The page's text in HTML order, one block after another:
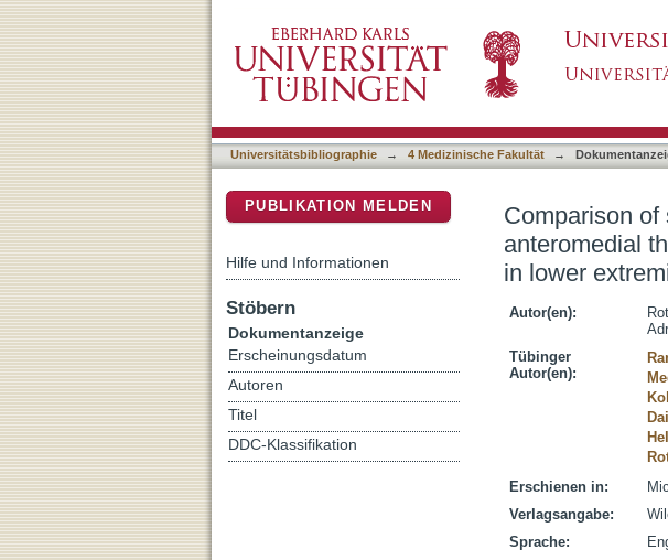
Comparison of spontaneous sensory
dorsi flap, and gracilis muscle flap in
study
Universitätsbibliographie → 4 Medizinische Fakultät →
Comparison of
anteromedial
in lower
Autor(en):
Tübinger
Autor(en):
Erschienen in:
Verlagsangabe:
Sprache:
PUBLIKATION MELDEN
Hilfe und Informationen
Stöbern
Dokumentanzeige
Erscheinungsdatum
Autoren
Titel
DDC-Klassifikation